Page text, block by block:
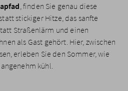
, finden Sie genau diese
stickiger Hitze, das sanfte
Straßenlärm und einen
als Gast gehört. Hier, zwischen
erleben Sie den Sommer, wie
kühl.